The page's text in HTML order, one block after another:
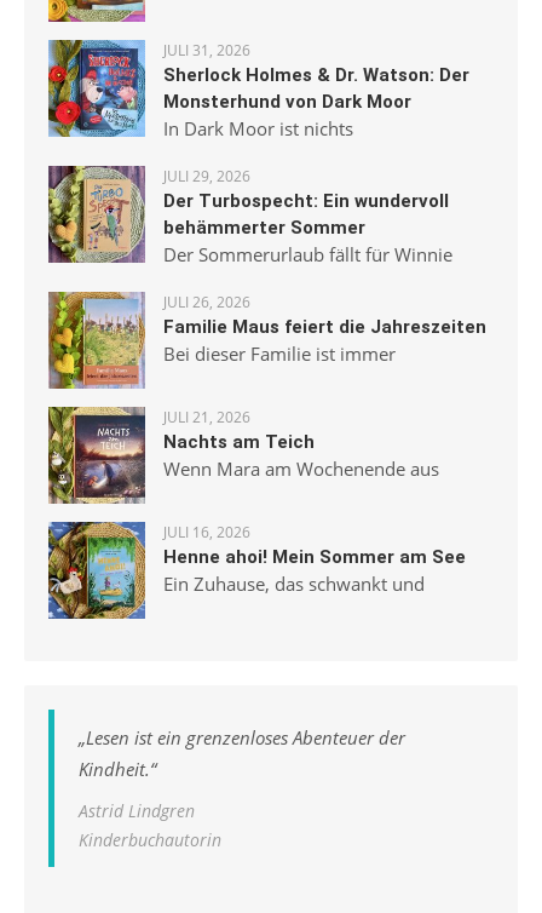
JULI 31, 2026
Sherlock Holmes & Dr. Watson: Der
Monsterhund von Dark Moor
In Dark Moor ist nichts
JULI 29, 2026
Der Turbospecht: Ein wundervoll
behämmerter Sommer
Der Sommerurlaub fällt für Winnie
JULI 26, 2026
Familie Maus feiert die Jahreszeiten
Bei dieser Familie ist immer
JULI 21, 2026
Nachts am Teich
Wenn Mara am Wochenende aus
JULI 16, 2026
Henne ahoi! Mein Sommer am See
Ein Zuhause, das schwankt und
„Lesen ist ein grenzenloses Abenteuer der
Kindheit.“
Astrid Lindgren
Kinderbuchautorin